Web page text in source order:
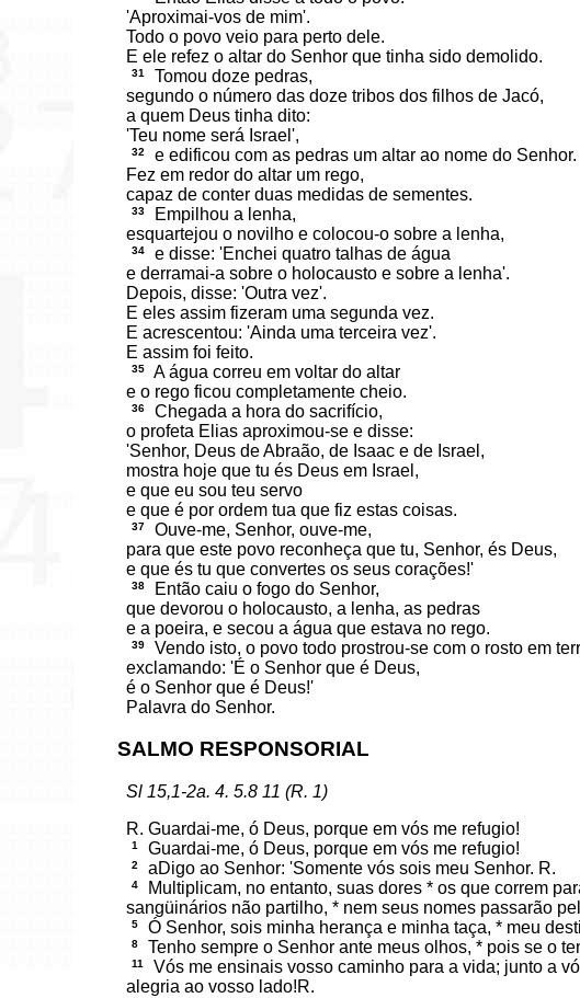
'Aproximai-vos de mim'.
Todo o povo veio para perto dele.
E ele refez o altar do Senhor que tinha sido demolido.
31
Tomou doze pedras,
segundo o número das doze tribos dos filhos de Jacó,
a quem Deus tinha dito:
'Teu nome será Israel',
32
e edificou com as pedras um altar ao nome do Senhor.
Fez em redor do altar um rego,
capaz de conter duas medidas de sementes.
33
Empilhou a lenha,
esquartejou o novilho e colocou-o sobre a lenha,
34
e disse: 'Enchei quatro talhas de água
e derramai-a sobre o holocausto e sobre a lenha'.
Depois, disse: 'Outra vez'.
E eles assim fizeram uma segunda vez.
E acrescentou: 'Ainda uma terceira vez'.
E assim foi feito.
35
A água correu em voltar do altar
e o rego ficou completamente cheio.
36
Chegada a hora do sacrifício,
o profeta Elias aproximou-se e disse:
'Senhor, Deus de Abraão, de Isaac e de Israel,
mostra hoje que tu és Deus em Israel,
e que eu sou teu servo
e que é por ordem tua que fiz estas coisas.
37
Ouve-me, Senhor, ouve-me,
para que este povo reconheça que tu, Senhor, és Deus,
e que és tu que convertes os seus corações!'
38
Então caiu o fogo do Senhor,
que devorou o holocausto, a lenha, as pedras
e a poeira, e secou a água que estava no rego.
39
Vendo isto, o povo todo prostrou-se com o rosto em
exclamando: 'É o Senhor que é Deus,
é o Senhor que é Deus!'
Palavra do Senhor.
SALMO RESPONSORIAL
Sl 15,1-2a. 4. 5.8 11 (R. 1)
R. Guardai-me, ó Deus, porque em vós me refugio!
1 Guardai-me, ó Deus, porque em vós me refugio!
2 aDigo ao Senhor: 'Somente vós sois meu Senhor. R.
4
Multiplicam, no entanto, suas dores * os que correm
sangüinários não partilho, * nem seus nomes passarão
5 Ó Senhor, sois minha herança e minha taça, * meu
8 Tenho sempre o Senhor ante meus olhos, * pois se o
11
Vós me ensinais vosso caminho para a vida; junto a
alegria ao vosso lado!R.